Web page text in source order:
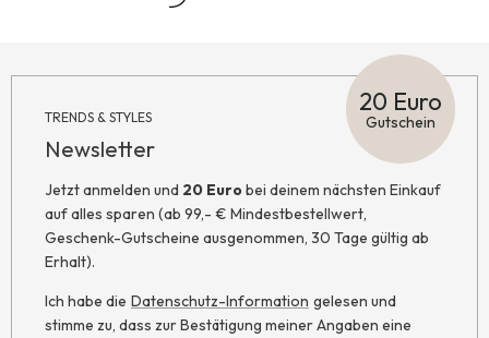
TRENDS & STYLES
Newsletter
20 Euro
Gutschein
Jetzt anmelden und 20 Eurobei deinem nächsten Einkauf
auf alles sparen (ab 99,- € Mindestbestellwert,
Geschenk-Gutscheine ausgenommen, 30 Tage gültig ab
Erhalt).
Ich habe die Datenschutz-Information gelesen und
stimme zu, dass zur Bestätigung meiner Angaben eine